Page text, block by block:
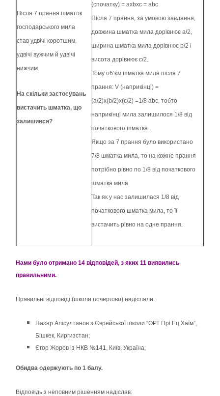
Після 7 прання шматок
господарського мила
став удвічі коротшим,
удвічі вужчим й удвічі
нижчим.
На скільки застосувань
вистачить шматка, що
залишився?
(спочатку) = axbxc = abc
Після 7 прання, за умовою завдання,
довжина шматка мила дорівнює а/2,
ширина шматка мила дорівнює b/2 і
висота дорівнює с/2.
Тому об’єм шматка мила після 7
прання: V (наприкінці) =
(a/2)x(b/2)x(c/2) =1/8 abc, тобто
наприкінці мила залишилося 1/8 від
початкового шматка .
Якщо за 7 прання було використано
7/8 шматка мила, то на кожне прання
потрібно рівно по 1/8 від початкового
шматка мила.
Так як у нас залишилася 1/8 від
початкового шматка мила, то її
вистачить рівно на одне прання.
Нами було отримано 14 відповідей, з яких 11 виявились
правильними.
Правильні відповіді (школи почергово) надіслали:
Назар Алісултанов з Єврейської школи “ОРТ Прі Ец Хаїм”,
Бішкек, Киргизстан;
Єгор Жоров із НКВ №141, Київ, Україна;
Обидва одержують по 1 балу.
Відповідь з неповним рішенням надіслав: